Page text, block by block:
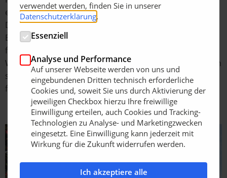
ermöglichen sie flächige Begrünungen in jeglicher
Dimension. Ein aufeinander abgestimmtes
Baukastensystem von Einzelteilen bildet die Basis für
flexible Gestaltungsmöglichkeiten und kreative Ideen.
Witterungsbeständig, langlebig und wartungsarm halten
sie später die lebendige Gebäudehülle über Jahrzehnte
fest.
verwendet werden, finden Sie in unserer
Datenschutzerklärung.
Essenziell
Analyse und Performance
Auf unserer Webseite werden von uns und
eingebundenen Dritten technisch erforderliche
Cookies und, soweit Sie uns durch Aktivierung der
jeweiligen Checkbox hierzu Ihre freiwillige
Einwilligung erteilen, auch Cookies und Tracking-
Technologien zu Analyse- und Marketingzwecken
eingesetzt. Eine Einwilligung kann jederzeit mit
Wirkung für die Zukunft widerrufen werden.
Ich akzeptiere alle